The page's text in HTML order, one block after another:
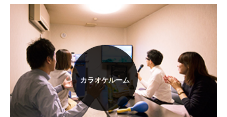
カラオケルーム